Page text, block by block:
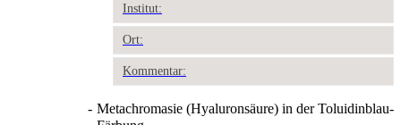
Institut:
Ort:
Kommentar:
- Metachromasie (Hyaluronsäure) in der Toluidinblau-